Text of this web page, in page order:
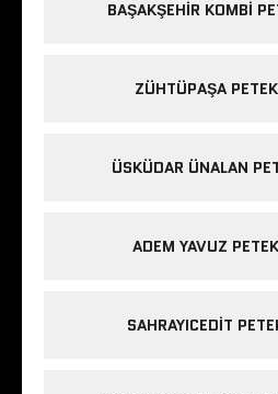
BAŞAKŞEHIR KOMBI
ZÜHTÜPAŞA
ÜSKÜDAR ÜNALAN
ADEM YAVUZ
SAHRAYICEDIT